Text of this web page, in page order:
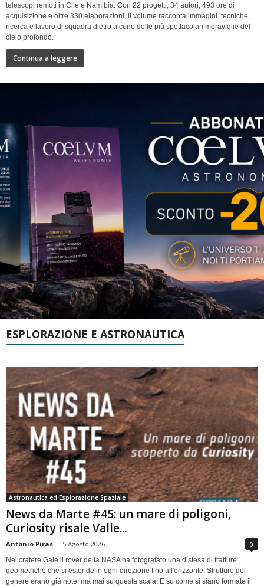
telescopi remoti in Cile e Namibia. Con 22 progetti, 34 autori, 493 ore di
acquisizione e oltre 330 elaborazioni, il volume racconta immagini, tecniche,
ricerca e lavoro di squadra dietro alcune delle più spettacolari meraviglie del
cielo profondo.
Continua a leggere
ESPLORAZIONE E ASTRONAUTICA
Astronautica ed Esplorazione Spaziale
News da Marte #45: un mare di poligoni,
Curiosity risale Valle...
Antonio Piras - 5 Agosto 2026 0
Nel cratere Gale il rover della NASA ha fotografato una distesa di fratture
geometriche che si estende in ogni direzione fino all'orizzonte. Strutture del
genere erano già note, ma mai su questa scala. E su come si siano formate il